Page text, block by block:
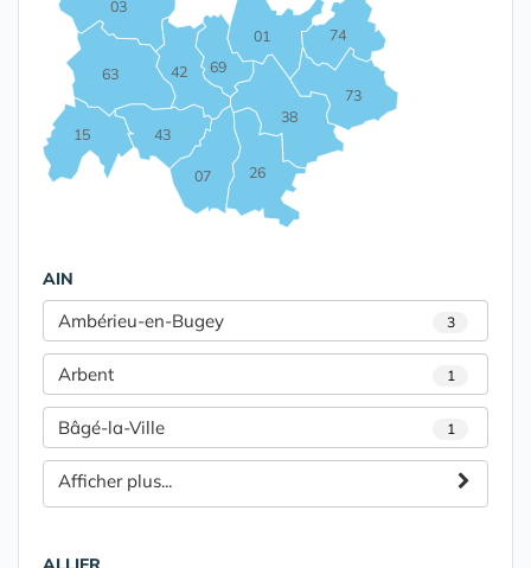
01
03
07
15
26
38
42
43
63
69
73
74
AIN
Ambérieu-en-Bugey 3
Arbent 1
Bâgé-la-Ville 1
Afficher plus...